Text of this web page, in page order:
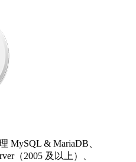
‌MySQL & MariaDB、
（2005 及以上）、